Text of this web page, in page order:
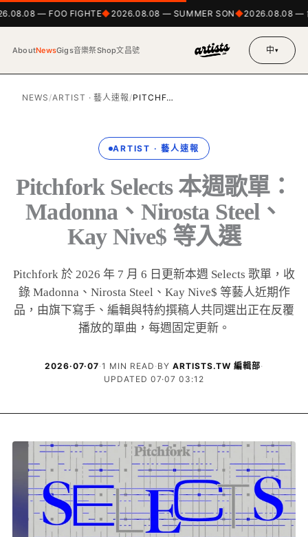
— FOO FIGHTE 2026.08.08 — SUMMER SON 2026.08.08 —
AboutNewsGigs音樂祭Shop文昌號 中▾
NEWS /ARTIST · 藝人速報 /PITCHF…
ARTIST · 藝人速報
Pitchfork Selects 本週歌單：
Madonna、Nirosta Steel、
Kay Nive$ 等入選
Pitchfork 於 2026 年 7 月 6 日更新本週 Selects 歌單，收
錄 Madonna、Nirosta Steel、Kay Nive$ 等藝人近期作
品，由旗下寫手、編輯與特約撰稿人共同選出正在反覆
播放的單曲，每週固定更新。
2026·07·07·1 MIN READ · BY ARTISTS.TW 編輯部·
UPDATED 07·07 03:12